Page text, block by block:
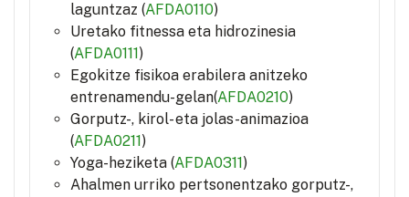
laguntzaz (AFDA0110)
Uretako fitnessa eta hidrozinesia
(AFDA0111 )
Egokitze fisikoa erabilera anitzeko
entrenamendu-gelan(AFDA0210)
Gorputz-, kirol- eta jolas-animazioa
(AFDA0211 )
Yoga-heziketa (AFDA0311 )
Ahalmen urriko pertsonentzako gorputz-,